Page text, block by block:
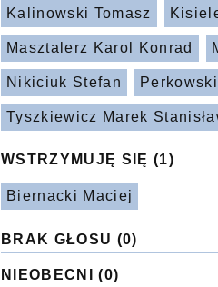
Kalinowski Tomasz
Masztalerz Karol Konrad
Nikiciuk Stefan
Tyszkiewicz Marek
WSTRZYMUJĘ SIĘ (1)
Biernacki Maciej
BRAK GŁOSU (0)
NIEOBECNI (0)